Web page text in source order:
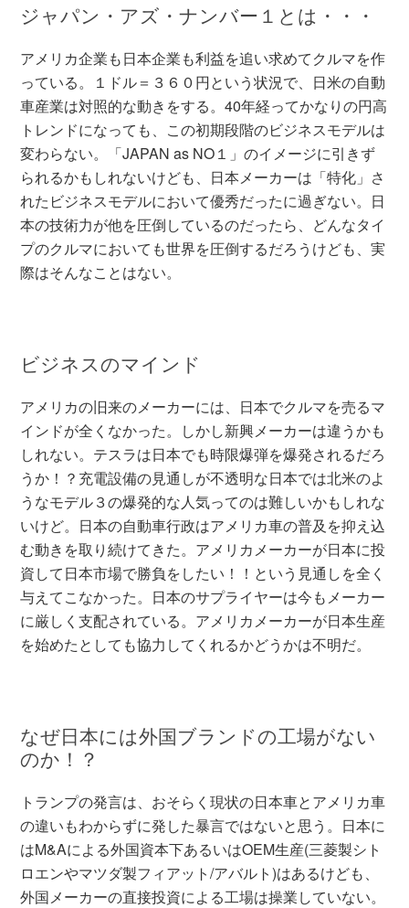
ジャパン・アズ・ナンバー１とは・・・
アメリカ企業も日本企業も利益を追い求めてクルマを作
っている。１ドル＝３６０円という状況で、日米の自動
車産業は対照的な動きをする。40年経ってかなりの円高
トレンドになっても、この初期段階のビジネスモデルは
変わらない。「JAPAN as NO１」のイメージに引きず
られるかもしれないけども、日本メーカーは「特化」さ
れたビジネスモデルにおいて優秀だったに過ぎない。日
本の技術力が他を圧倒しているのだったら、どんなタイ
プのクルマにおいても世界を圧倒するだろうけども、実
際はそんなことはない。
ビジネスのマインド
アメリカの旧来のメーカーには、日本でクルマを売るマ
インドが全くなかった。しかし新興メーカーは違うかも
しれない。テスラは日本でも時限爆弾を爆発されるだろ
うか！？充電設備の見通しが不透明な日本では北米のよ
うなモデル３の爆発的な人気ってのは難しいかもしれな
いけど。日本の自動車行政はアメリカ車の普及を抑え込
む動きを取り続けてきた。アメリカメーカーが日本に投
資して日本市場で勝負をしたい！！という見通しを全く
与えてこなかった。日本のサプライヤーは今もメーカー
に厳しく支配されている。アメリカメーカーが日本生産
を始めたとしても協力してくれるかどうかは不明だ。
なぜ日本には外国ブランドの工場がない
のか！？
トランプの発言は、おそらく現状の日本車とアメリカ車
の違いもわからずに発した暴言ではないと思う。日本に
はM&Aによる外国資本下あるいはOEM生産(三菱製シト
ロエンやマツダ製フィアット/アバルト)はあるけども、
外国メーカーの直接投資による工場は操業していない。